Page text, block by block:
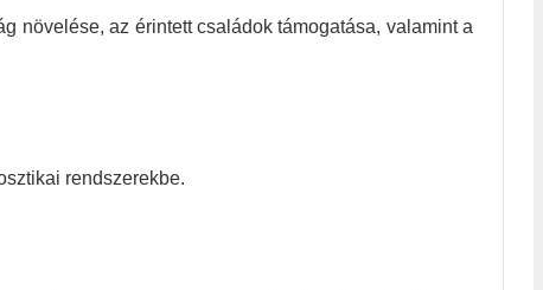
növelése, az érintett családok támogatása, valamint a
rendszerekbe.